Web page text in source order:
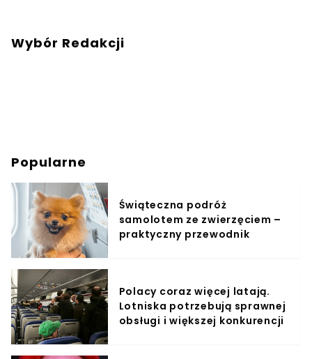
Wybór Redakcji
Popularne
Świąteczna podróż
samolotem ze zwierzęciem –
praktyczny przewodnik
Polacy coraz więcej latają.
Lotniska potrzebują sprawnej
obsługi i większej konkurencji